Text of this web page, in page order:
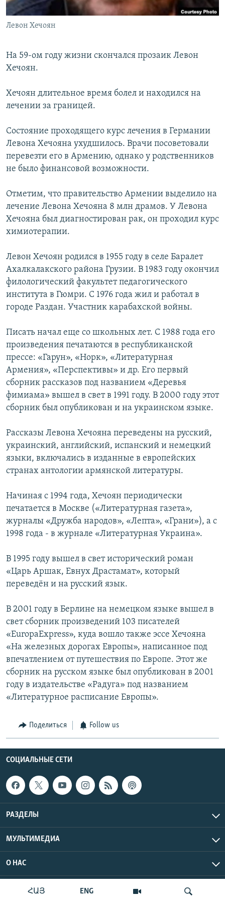
Հայերեն
Русский
ՀԱՅ ENG
Левон Хечоян
На 59-ом году жизни скончался прозаик Левон
Хечоян.
Хечоян длительное время болел и находился на
лечении за границей.
Cостояние проходящего курс лечения в Германии
Левона Хечояна ухудшилось. Врачи посоветовали
перевезти его в Армению, однако у родственников
не было финансовой возможности.
Отметим, что правительство Армении выделило на
лечение Левона Хечояна 8 млн драмов. У Левона
Хечояна был диагностирован рак, он проходил курс
химиотерапии.
Левон Хечоян родился в 1955 году в селе Баралет
Ахалкалакского района Грузии. В 1983 году окончил
филологический факультет педагогического
института в Гюмри. С 1976 года жил и работал в
городе Раздан. Участник карабахской войны.
Писать начал еще со школьных лет. С 1988 года его
произведения печатаются в республиканской
прессе: «Гарун», «Норк», «Литературная
Армения», «Перспективы» и др. Его первый
сборник рассказов под названием «Деревья
фимиама» вышел в свет в 1991 году. В 2000 году этот
сборник был опубликован и на украинском языке.
Рассказы Левона Хечояна переведены на русский,
украинский, английский, испанский и немецкий
языки, включались в изданные в европейских
странах антологии армянской литературы.
Начиная с 1994 года, Хечоян периодически
печатается в Москве («Литературная газета»,
журналы «Дружба народов», «Лепта», «Грани»), а с
1998 года - в журнале «Литературная Украина».
В 1995 году вышел в свет исторический роман
«Царь Аршак, Евнух Драстамат», который
переведён и на русский язык.
В 2001 году в Берлине на немецком языке вышел в
свет сборник произведений 103 писателей
«EuropaExpress», куда вошло также эссе Хечояна
«На железных дорогах Европы», написанное под
впечатлением от путешествия по Европе. Этот же
сборник на русском языке был опубликован в 2001
году в издательстве «Радуга» под названием
«Литературное расписание Европы».
Поделиться Follow us
СОЦИАЛЬНЫЕ СЕТИ
РАЗДЕЛЫ
МУЛЬТИМЕДИА
О НАС
Радио Азатутюн © 2026 RFE/RL, Inc. Все права защищены.